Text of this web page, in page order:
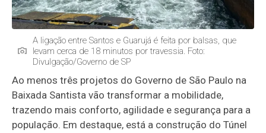
A ligação entre Santos e Guarujá é feita por balsas, que
levam cerca de 18 minutos por travessia. Foto:
Divulgação/Governo de SP
Ao menos três projetos do Governo de São Paulo na
Baixada Santista vão transformar a mobilidade,
trazendo mais conforto, agilidade e segurança para a
população. Em destaque, está a construção do Túnel